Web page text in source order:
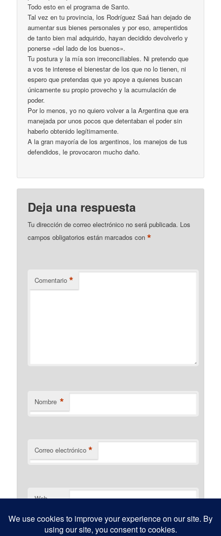
Todo esto en el programa de Santo.
Tal vez en tu provincia, los Rodríguez Saá han dejado de
aumentar sus bienes personales y por eso, arrepentidos
de tanto bien mal adquirido, hayan decidido devolverlo y
ponerse «del lado de los buenos».
Tu postura y la mía son irreconciliables. Ni pretendo que
a vos te interese el bienestar de los que no lo tienen, ni
espero que pretendas que yo apoye a quienes buscan
únicamente su propio provecho y la acumulación de
poder.
Por lo menos, yo no quiero volver a la Argentina que era
manejada por unos pocos que detentaban el poder sin
haberlo obtenido legítimamente.
A la gran mayoría de los argentinos, los manejos de tus
defendidos, le provocaron mucho daño.
Deja una respuesta
Tu dirección de correo electrónico no será publicada. Los
campos obligatorios están marcados con*
Comentario *
Nombre *
Correo electrónico *
Web